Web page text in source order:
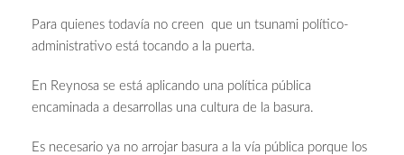
Para quienes todavía no creen que un tsunami político-
administrativo está tocando a la puerta.
En Reynosa se está aplicando una política pública
encaminada a desarrollas una cultura de la basura.
Es necesario ya no arrojar basura a la vía pública porque los